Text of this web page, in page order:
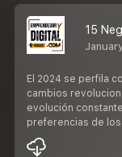
15
El 2024 se perfila
cambios
evolución
preferencias de